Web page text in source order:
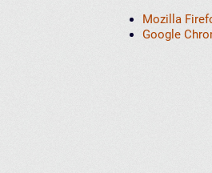
Mozilla
Google